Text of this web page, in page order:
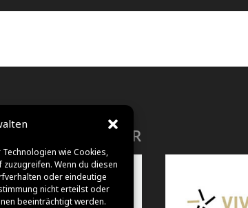
wie Cookies,
Wenn du diesen
oder eindeutige
nicht erteilst oder
beeinträchtigt werden.
| SUPPORTER